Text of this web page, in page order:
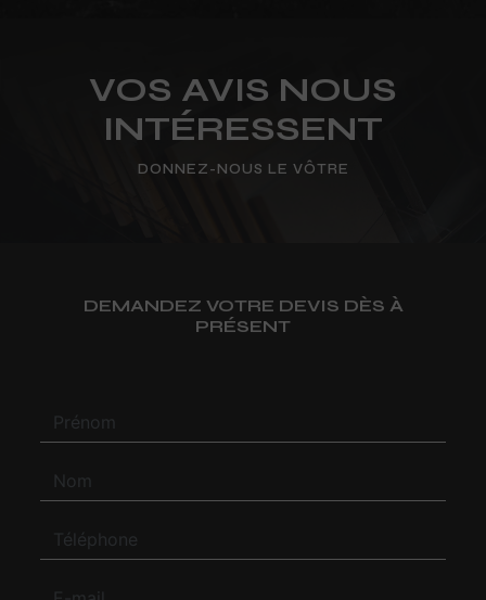
VOS AVIS NOUS
INTÉRESSENT
DONNEZ-NOUS LE VÔTRE
DEMANDEZ VOTRE DEVIS DÈS À
PRÉSENT